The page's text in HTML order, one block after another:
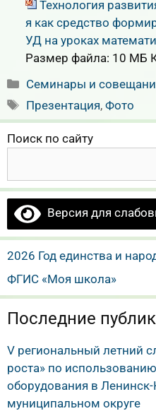
Технология
я как средство
УД на уроках
Размер файла: 10 МБ
Рубрики
Семинары и
Метки
Презентация,Фото
Поиск по сайту
Версия для
2026 Год единства и
ФГИС «Моя школа»
Последние
V региональный летний
роста» по
оборудования в
муниципальном округе